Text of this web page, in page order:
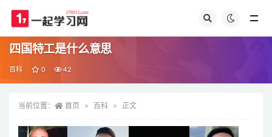
四国特工是什么意思
百科 0 42
当前位置： 首页 百科 正文